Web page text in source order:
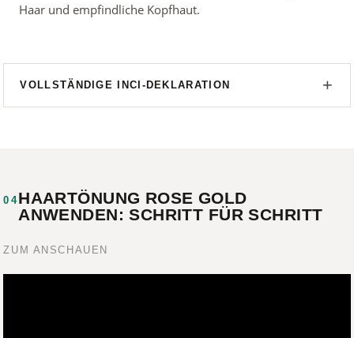
Haar und empfindliche Kopfhaut.
VOLLSTÄNDIGE INCI-DEKLARATION
04HAARTÖNUNG ROSE GOLD
ANWENDEN: SCHRITT FÜR SCHRITT
ZUM ANSCHAUEN